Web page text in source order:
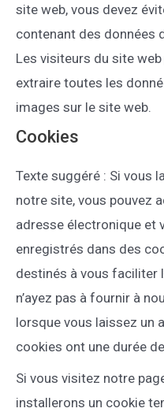
site web, vous devez
contenant des données
Les visiteurs du site
extraire toutes les
images sur le site web.
Cookies
Texte suggéré : Si vous
notre site, vous pouvez
adresse électronique et
enregistrés dans des
destinés à vous faciliter
n’ayez pas à fournir à
lorsque vous laissez un
cookies ont une durée de
Si vous visitez notre
installerons un cookie